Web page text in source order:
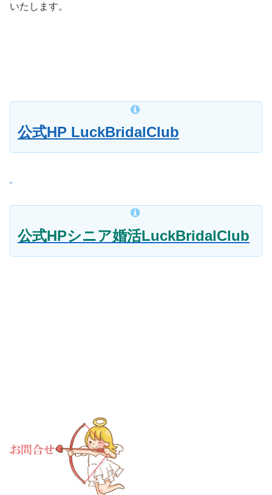
いたします。
公式HP LuckBridalClub
公式HPシニア婚活LuckBridalClub